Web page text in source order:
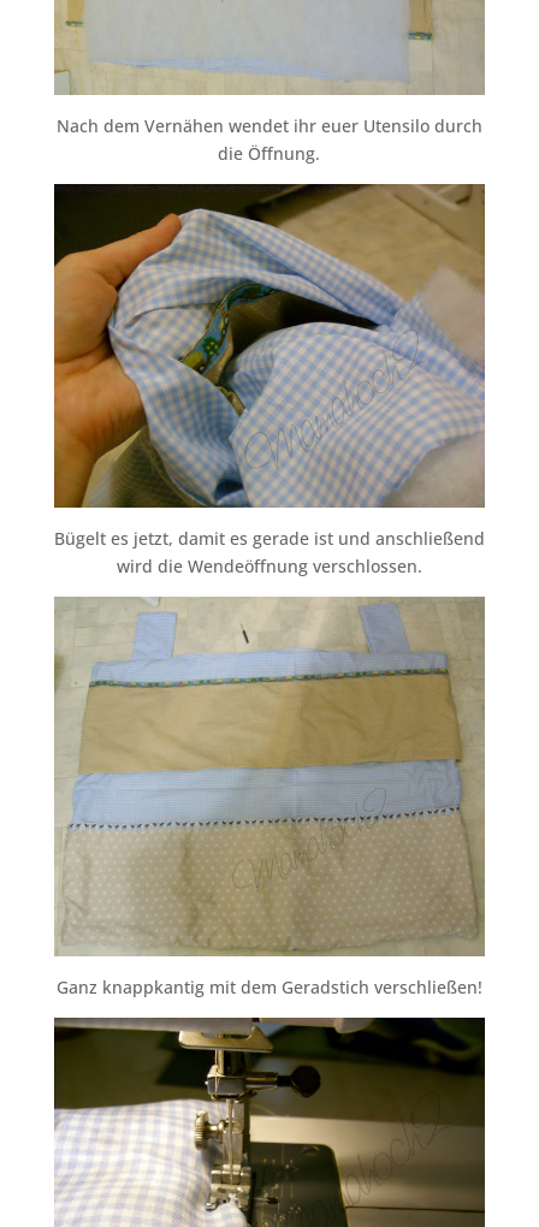
Nach dem Vernähen wendet ihr euer Utensilo durch
die Öffnung.
Bügelt es jetzt, damit es gerade ist und anschließend
wird die Wendeöffnung verschlossen.
Ganz knappkantig mit dem Geradstich verschließen!